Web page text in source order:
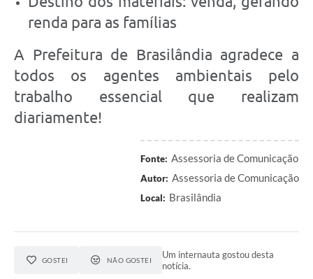
renda para as famílias
A Prefeitura de Brasilândia agradece a
todos os agentes ambientais pelo
trabalho essencial que realizam
diariamente!
Fonte: Assessoria de Comunicação
Autor: Assessoria de Comunicação
Local: Brasilândia
GOSTEI NÃO GOSTEI
Um internauta gostou desta
notícia.